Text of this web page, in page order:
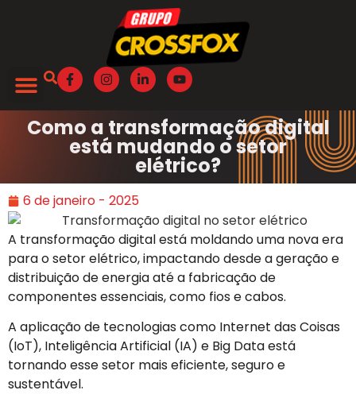
Como a transformação digital
está mudando o setor
elétrico?
6 de janeiro - 2025
A transformação digital está moldando uma nova era
para o setor elétrico, impactando desde a geração e
distribuição de energia até a fabricação de
componentes essenciais, como fios e cabos.
A aplicação de tecnologias como Internet das Coisas
(IoT), Inteligência Artificial (IA) e Big Data está
tornando esse setor mais eficiente, seguro e
sustentável.